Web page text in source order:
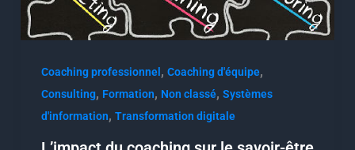
Coaching professionnel , Coaching d'équipe,
Consulting, Formation, Non classé, Systèmes
d'information, Transformation digitale